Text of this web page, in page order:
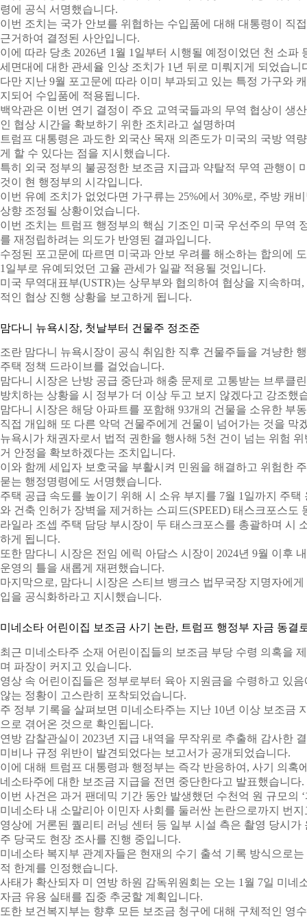
령에 공식 서명했습니다.
이번 조치는 국가 안보를 위협하는 수입품에 대해 대통령이 직
근거하여 결정된 사안입니다.
이에 따라 당초 2026년 1월 1일부터 시행될 예정이었던 천 소
세면대에 대한 관세율 인상 조치가 1년 뒤로 미뤄지게 되었습니
다만 지난 9월 포고문에 따라 이미 부과되고 있는 특정 가구와
지되어 수입품에 적용됩니다.
백악관은 이번 연기 결정이 주요 교역국들과의 무역 협상이 생
인 협상 시간을 확보하기 위한 조치라고 설명하며
트럼프 대통령은 과도한 외국산 목재 의존도가 미국의 국방 역
게 할 수 있다는 점을 지시했습니다.
특히 외국 정부의 불공정한 보조금 지급과 약탈적 무역 관행이
것이 현 행정부의 시각입니다.
이번 유예 조치가 없었다면 가구류는 25%에서 30%로, 주방 캐
상향 조정될 상황이었습니다.
이번 조치는 트럼프 행정부의 핵심 기조인 미국 우선주의 무역
를 재정립하려는 의도가 반영된 결과입니다.
수정된 포고문에 따르면 미국과 안보 우려를 해소하는 합의에
1일부로 유예되었던 고율 관세가 일괄 적용될 것입니다.
미국 무역대표부(USTR)는 상무부와 협의하여 협상을 지속하
적인 협상 진행 상황을 보고하게 됩니다.
맘다니 뉴욕시장, 첫날부터 건물주 정조준
조란 맘다니 뉴욕시장이 공식 취임한 직후 건물주들을 겨냥한
주택 정책 드라이브를 걸었습니다.
맘다니 시장은 난방 공급 중단과 해충 문제로 고통받는 브루클
방치하는 상황을 시 정부가 더 이상 두고 보지 않겠다고 강조했
맘다니 시장은 해당 아파트를 포함해 93개의 건물을 소유한 부
직접 개입해 또 다른 악덕 건물주에게 건물이 넘어가는 것을 막
뉴욕시가 채권자로서 법적 권한을 행사해 5천 건이 넘는 위험
거 안정을 확보하겠다는 조치입니다.
이와 함께 세입자 보호국을 부활시켜 민원을 해결하고 위험한
묻는 행정명령에도 서명했습니다.
주택 공급 속도를 높이기 위해 시 소유 부지를 7월 1일까지 주
와 건축 인허가 장벽을 제거하는 스피드(SPEED) 태스크포스도
라일라 조셉 주택 담당 부시장이 두 태스크포스를 총괄하며 시
하게 됩니다.
또한 맘다니 시장은 전임 에릭 아담스 시장이 2024년 9월 이후
운영의 틀을 새롭게 재편했습니다.
마지막으로, 맘다니 시장은 스티브 뱅크스 법무국장 지명자에
입을 공식화하라고 지시했습니다.
미네소타 어린이집 보조금 사기 논란, 트럼프 행정부 자금 동결
최근 미네소타주 소재 어린이집들의 보조금 부당 수령 의혹을
며 파장이 커지고 있습니다.
영상 속 어린이집들은 정부로부터 육아 지원금을 수령하고 있
않는 정황이 고스란히 포착되었습니다.
주 정부 기록을 살펴보면 미네소타주는 지난 10년 이상 보조금
으로 겪어온 것으로 확인됩니다.
연방 감찰관실이 2023년 지급 내역을 무작위로 추출해 감사한
미비나 규정 위반이 발견되었다는 보고서가 공개되었습니다.
이에 대해 트럼프 대통령과 행정부는 즉각 반응하여, 사기 의혹
네소타주에 대한 보조금 지급을 전면 중단한다고 발표했습니다.
이번 사건은 과거 팬데믹 기간 동안 발생했던 수천억 원 규모의
미네소타 내 소말리아 이민자 사회를 둘러싼 논란으로까지 번
영상에 거론된 퀄리티 러닝 센터 등 일부 시설 측은 촬영 당시
주 당국도 현장 조사를 진행 중입니다.
미네소타 복지부 관계자들은 현재의 수기 출석 기록 방식으로
적 한계를 인정했습니다.
사태가 확산되자 미 연방 하원 감독위원회는 오는 1월 7일 미네
자금 유용 실태를 집중 추궁할 계획입니다.
또한 보건복지부는 향후 모든 보조금 청구에 대해 구체적인 영